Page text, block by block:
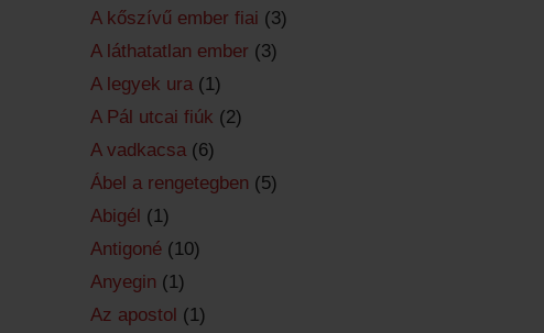
A kőszívű ember fiai (3)
A láthatatlan ember (3)
A legyek ura (1)
A Pál utcai fiúk (2)
A vadkacsa (6)
Ábel a rengetegben (5)
Abigél (1)
Antigoné (10)
Anyegin (1)
Az apostol (1)